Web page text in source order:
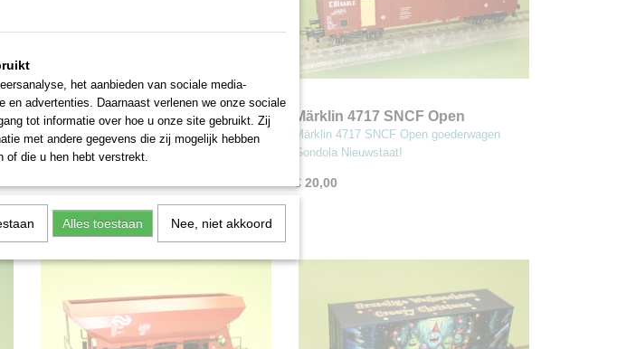
Märklin 4724 ÖBB Onderlosser
Märklin 4724 ÖBB Onderlosser Nieuwstaat!
€ 29,50
Märklin 4717 SNCF Open
goederwagen Gondola
Märklin 4717 SNCF Open goederwagen
Gondola Nieuwstaat!
€ 20,00
het aanbieden van sociale media-
en advertenties. Daarnaast verlenen we onze sociale
tot informatie over hoe u onze site gebruikt. Zij
met andere gegevens die zij mogelijk hebben
of die u hen hebt verstrekt.
Alles toestaan Nee, niet akkoord